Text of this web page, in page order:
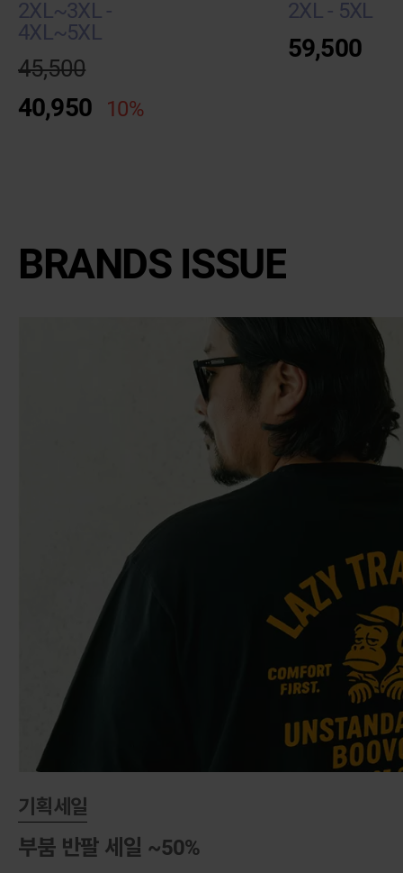
2XL~3XL -
4XL~5XL
45,500
40,950 10%
2XL - 5XL
59,500
BRANDS ISSUE
기획세일
부붐 반팔 세일 ~50%